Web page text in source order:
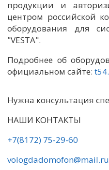
продукции и
центром российской
оборудования для
"VESTA".
Подробнее об
официальном сайте:
Нужна консультация
НАШИ КОНТАКТЫ
+7(8172) 75-29-60
vologdadomofon@mail.ru